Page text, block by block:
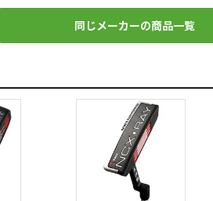
同じメーカーの商品一覧